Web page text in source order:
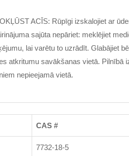
ACĪS: Rūpīgi izskalojiet ar
sajūta nepāriet: meklējiet
lai varētu to uzrādīt. Glabājiet
atkritumu savākšanas vietā. Pilnībā
nepieejamā vietā.
CAS #
7732-18-5